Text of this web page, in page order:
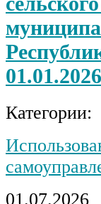
Категории:
01.07.2026